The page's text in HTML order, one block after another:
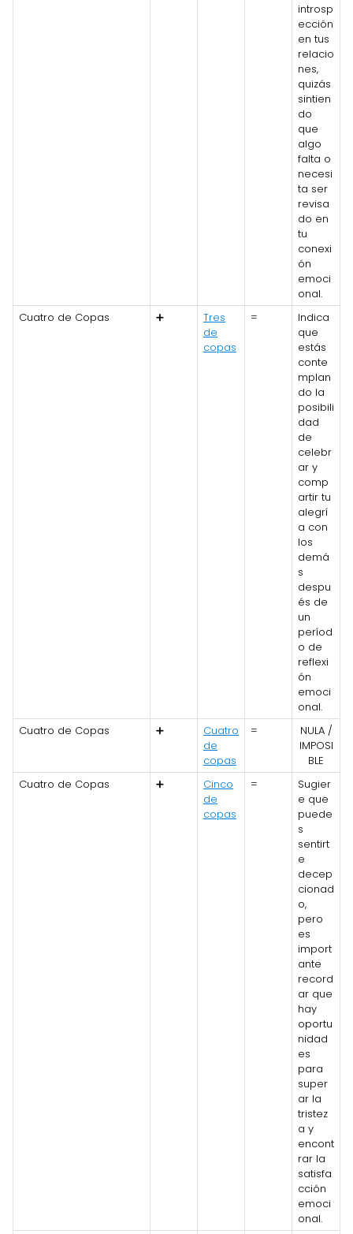
introsp
ección
en tus
relacio
nes,
quizás
sintien
do
que
algo
falta o
necesi
ta ser
revisa
do en
tu
conexi
ón
emoci
onal.
Cuatro de Copas
➕
Tres
de
copas
=
Indica
que
estás
conte
mplan
do la
posibili
dad
de
celebr
ar y
comp
artir tu
alegrí
a con
los
demá
s
despu
és de
un
períod
o de
reflexi
ón
emoci
onal.
Cuatro de Copas
➕
Cuatro
de
copas
=
NULA /
IMPOSI
BLE
Cuatro de Copas
➕
Cinco
de
copas
=
Sugier
e que
puede
s
sentirt
e
decep
cionad
o,
pero
es
import
ante
record
ar que
hay
oportu
nidad
es
para
super
ar la
tristez
a y
encont
rar la
satisfa
cción
emoci
onal.